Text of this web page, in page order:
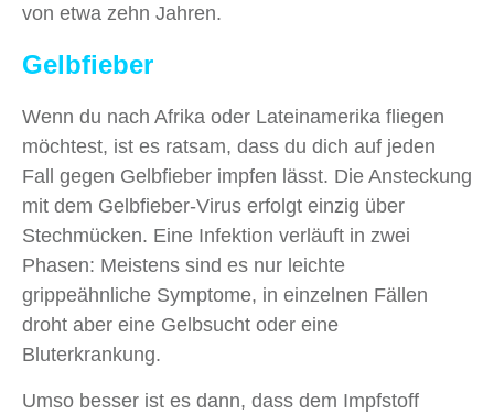
von etwa zehn Jahren.
Gelbfieber
Wenn du nach Afrika oder Lateinamerika fliegen
möchtest, ist es ratsam, dass du dich auf jeden
Fall gegen Gelbfieber impfen lässt. Die Ansteckung
mit dem Gelbfieber-Virus erfolgt einzig über
Stechmücken. Eine Infektion verläuft in zwei
Phasen: Meistens sind es nur leichte
grippeähnliche Symptome, in einzelnen Fällen
droht aber eine Gelbsucht oder eine
Bluterkrankung.
Umso besser ist es dann, dass dem Impfstoff